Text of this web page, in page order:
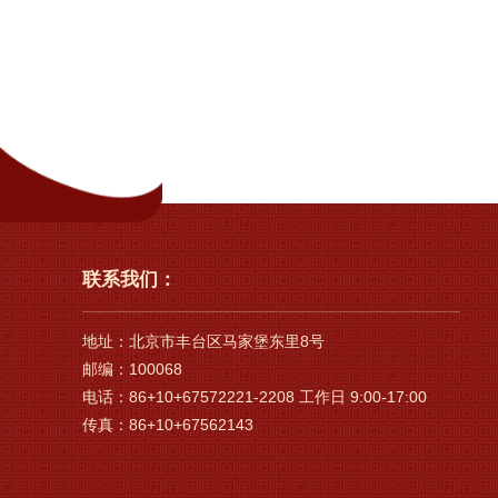
联系我们：
地址：北京市丰台区马家堡东里8号
邮编：100068
电话：86+10+67572221-2208 工作日 9:00-17:00
传真：86+10+67562143